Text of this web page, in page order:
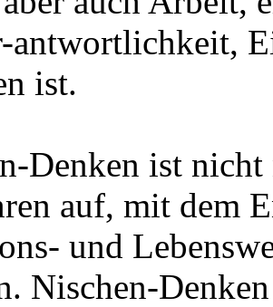
antwortlichkeit,
ist.
Denken ist
auf, mit dem
und
Nischen-